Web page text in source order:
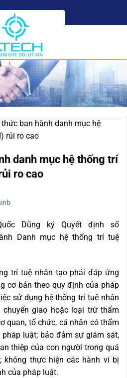
thức ban hành danh mục hệ
rủi ro cao
danh mục hệ thống trí
ro cao
Dũng ký Quyết định số
Danh mục hệ thống trí tuệ
trí tuệ nhân tạo phải đáp ứng
cơ bản theo quy định của pháp
sử dụng hệ thống trí tuệ nhân
giao hoặc loại trừ thẩm
quan, tổ chức, cá nhân có thẩm
luật; bảo đảm sự giám sát,
thiệp của con người trong quá
không thực hiện các hành vi bị
của pháp luật.